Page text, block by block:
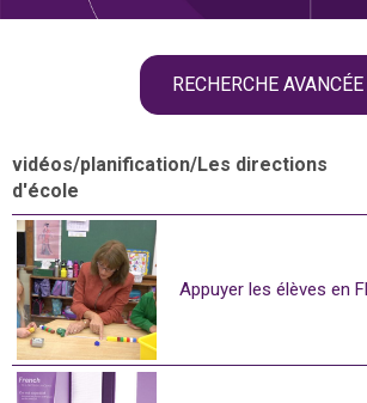
RECHERCHE AVANCÉE
vidéos/planification/Les directions
d'école
Appuyer les élèves en